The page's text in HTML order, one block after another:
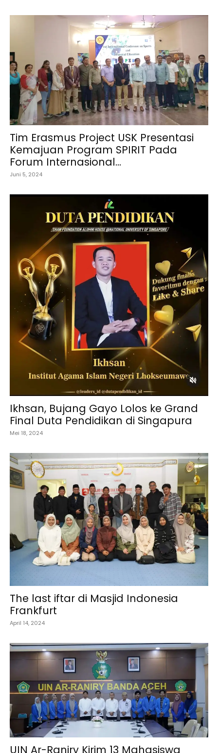
Tim Erasmus Project USK Presentasi
Kemajuan Program SPIRIT Pada
Forum Internasional...
Juni 5, 2024
Ikhsan, Bujang Gayo Lolos ke Grand
Final Duta Pendidikan di Singapura
Mei 18, 2024
The last iftar di Masjid Indonesia
Frankfurt
April 14, 2024
UIN Ar-Raniry Kirim 13 Mahasiswa